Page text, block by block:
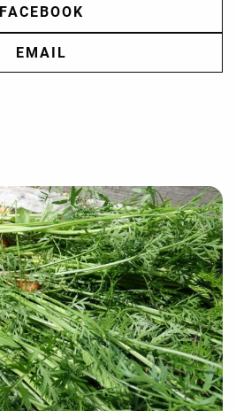
FACEBOOK
EMAIL